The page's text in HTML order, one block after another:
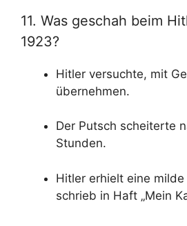
11. Was geschah beim
1923?
Hitler versuchte, mit
übernehmen.
Der Putsch scheiterte
Stunden.
Hitler erhielt eine
schrieb in Haft „Mein